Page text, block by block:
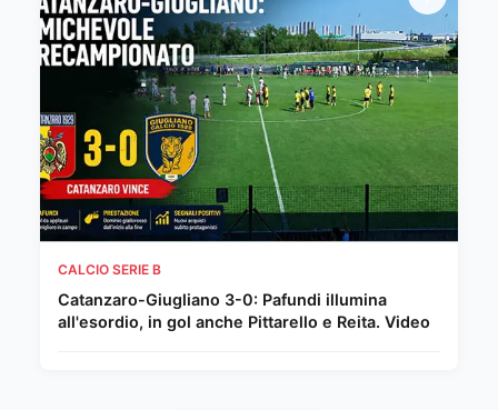
CALCIO SERIE B
Catanzaro-Giugliano 3-0: Pafundi illumina
all'esordio, in gol anche Pittarello e Reita. Video